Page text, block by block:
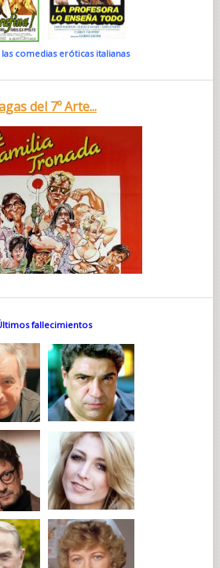
comedias eróticas italianas
del 7º Arte...
fallecimientos